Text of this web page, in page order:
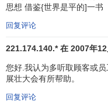
们以友善、热情对待顾
们感觉到我们无时无刻
“一站式”购物新概念
顾客是否能在店中一
思想 借鉴{世界是平的]一书
回复评论
221.174.140.* 在 2007年
您好.我认为多听取顾客或
展壮大会有所帮助。
回复评论